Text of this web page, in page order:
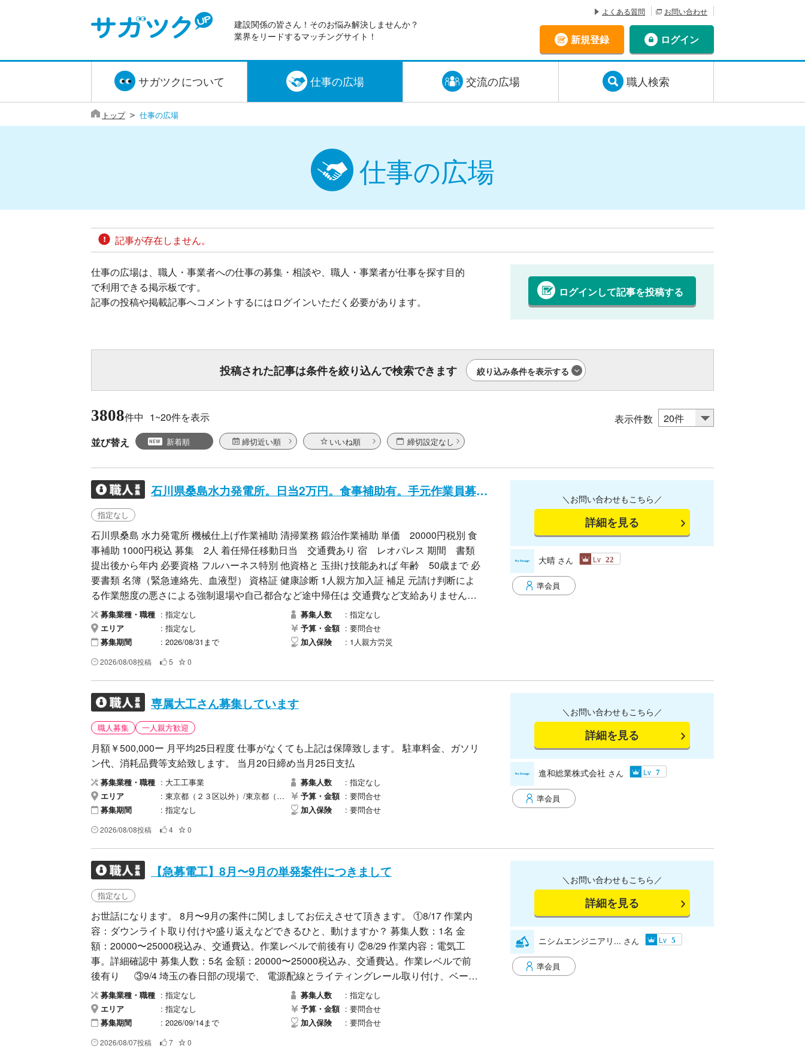
建設関係の皆さん！そのお悩み解決しませんか？
業界をリードするマッチングサイト！
よくある質問 お問い合わせ
新規登録 ログイン
サガツクについて 仕事の広場 交流の広場 職人検索
トップ＞ 仕事の広場
仕事の広場
記事が存在しません。
仕事の広場は、職人・事業者への仕事の募集・相談や、職人・事業者が仕事を探す目的
で利用できる掲示板です。
記事の投稿や掲載記事へコメントするにはログインいただく必要があります。
ログインして記事を投稿する
投稿された記事は条件を絞り込んで検索できます 絞り込み条件を表示する
3808件中 1~20件を表示
表示件数
並び替え
新着順 締切近い順 いいね順 締切設定なし
石川県桑島水力発電所。日当2万円。食事補助有。手元作業員募集。
指定なし
石川県桑島 水力発電所 機械仕上げ作業補助 清掃業務 鍛治作業補助 単価 20000円税別 食
事補助 1000円税込 募集 2人 着任帰任移動日当 交通費あり 宿 レオパレス 期間 書類
提出後から年内 必要資格 フルハーネス特別 他資格と 玉掛け技能あれば 年齢 50歳まで 必
要書類 名簿（緊急連絡先、血液型） 資格証 健康診断 1人親方加入証 補足 元請け判断によ
る作業態度の悪さによる強制退場や自己都合など途中帰任は 交通費など支給ありません。
途中帰任によるビジネスホテルなど宿泊費等、業務外で不要な経費が発生した場合は工事
代金にて相殺される場合があります。 手道具など必要なものは持参してください。
募集業種・職種 指定なし
エリア 指定なし
募集期間 2026/08/31まで
募集人数 指定なし
予算・金額 要問合せ
加入保険 1人親方労災
2026/08/08投稿 5 0
＼お問い合わせもこちら／
詳細を見る
大晴 さん Lv 22
準会員
専属大工さん募集しています
職人募集 一人親方歓迎
月額￥500,000ー 月平均25日程度 仕事がなくても上記は保障致します。 駐車料金、ガソリ
ン代、消耗品費等支給致します。 当月20日締め当月25日支払
募集業種・職種 大工工事業
エリア 東京都（２３区以外）/東京都（２３区）
募集期間 指定なし
募集人数 指定なし
予算・金額 要問合せ
加入保険 要問合せ
2026/08/08投稿 4 0
＼お問い合わせもこちら／
詳細を見る
進和総業株式会社 さん Lv 7
準会員
【急募電工】8月〜9月の単発案件につきまして
指定なし
お世話になります。 8月〜9月の案件に関しましてお伝えさせて頂きます。 ①8/17 作業内
容：ダウンライト取り付けや盛り返えなどできるひと、動けますか？ 募集人数：1名 金
額：20000〜25000税込み、交通費込。作業レベルで前後有り ②8/29 作業内容：電気工
事。詳細確認中 募集人数：5名 金額：20000〜25000税込み、交通費込。作業レベルで前
後有り ③9/4 埼玉の春日部の現場で、 電源配線とライティングレール取り付け、ベース
ライト2台移設、ダウンライト2台取り付けなど、 募集人数：3名 金額：20000〜25000税
込み、交通費込。作業レベルで前後有り ④9/6 埼玉の春日部の現場で、 電源配線とライ
ティングレール取り付け、ベースライト2台移設、ダウンライト2台取り付けなど、 募集人
数：2名 金額：20000〜25000税込み、交通費込。作業レベルで前後有り ⑤9/14 埼玉の
春日部の現場で、 電源配線とライティングレール取り付け、ベースライト2台移設、ダウ
募集業種・職種 指定なし
エリア 指定なし
募集期間 2026/09/14まで
募集人数 指定なし
予算・金額 要問合せ
加入保険 要問合せ
2026/08/07投稿 7 0
＼お問い合わせもこちら／
詳細を見る
ニシムエンジニアリ... さん Lv 5
準会員